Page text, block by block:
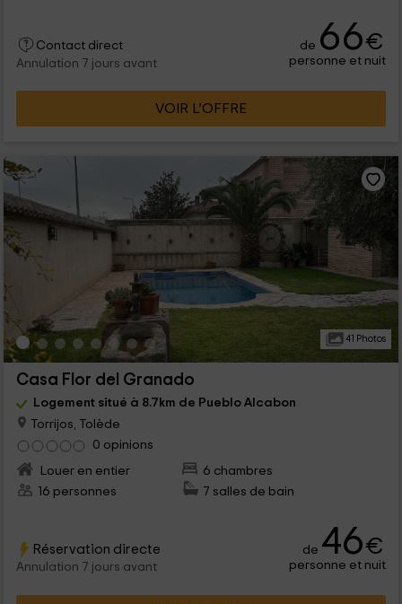
Contact direct
Annulation 7 jours avant
de 66€
personne et nuit
VOIR L’OFFRE
41 Photos
Casa Flor del Granado
Logement situé à 8.7km de Pueblo Alcabon
Torrijos, Tolède
0 opinions
Louer en entier
6 chambres
16 personnes
7 salles de bain
Réservation directe
Annulation 7 jours avant
de 46€
personne et nuit